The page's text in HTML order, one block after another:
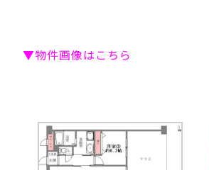
▼物件画像はこちら